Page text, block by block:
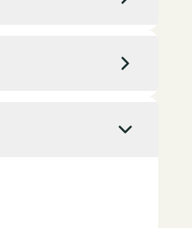
20 g/km